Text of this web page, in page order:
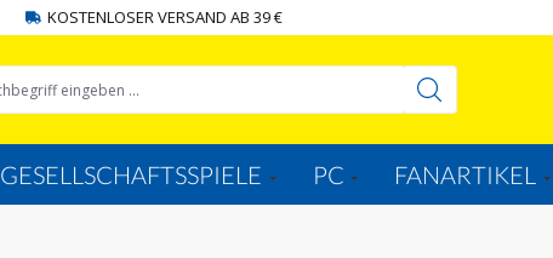
KOSTENLOSER VERSAND AB 39 €
GESELLSCHAFTSSPIELE PC FANARTIKEL